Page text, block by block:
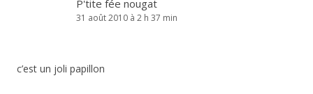
P'tite fée nougat
31 août 2010 à 2 h 37 min
c’est un joli papillon